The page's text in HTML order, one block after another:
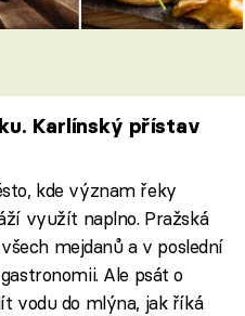
Karlínský přístav
kde význam řeky
využít naplno. Pražská
mejdanů a v poslední
Ale psát o
vodu do mlýna, jak říká